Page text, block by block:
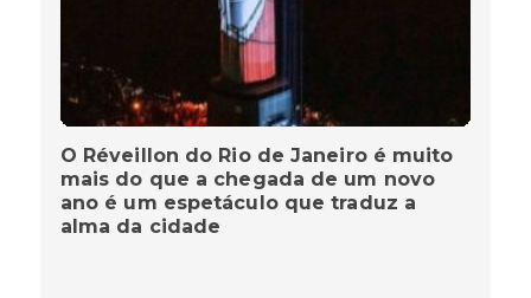
O Réveillon do Rio de Janeiro é muito
mais do que a chegada de um novo
ano é um espetáculo que traduz a
alma da cidade